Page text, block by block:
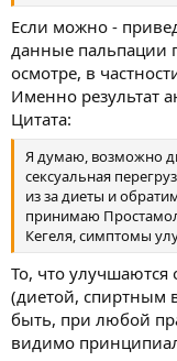
Если можно -
данные пальпации
осмотре, в
Именно результат
Цитата:
Я думаю, возможно
сексуальная
из за диеты и
принимаю
Кегеля, симптомы
То, что
(диетой, спиртным
быть, при любой
видимо